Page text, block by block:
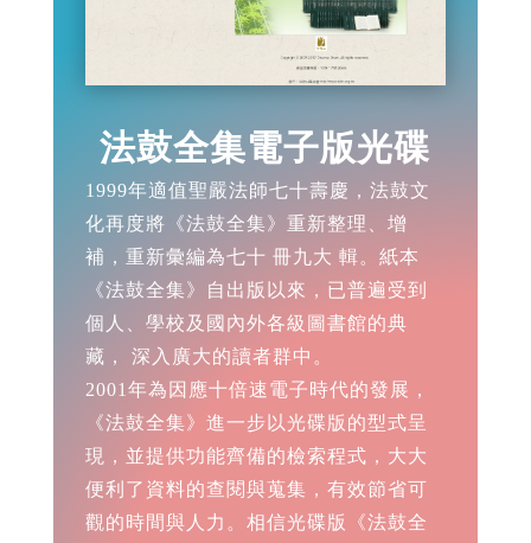
法鼓全集電子版光碟
1999年適值聖嚴法師七十壽慶，法鼓文
化再度將《法鼓全集》重新整理、增
補，重新彙編為七十 冊九大 輯。紙本
《法鼓全集》自出版以來，已普遍受到
個人、學校及國內外各級圖書館的典
藏， 深入廣大的讀者群中。
2001年為因應十倍速電子時代的發展，
《法鼓全集》進一步以光碟版的型式呈
現，並提供功能齊備的檢索程式，大大
便利了資料的查閱與蒐集，有效節省可
觀的時間與人力。相信光碟版《法鼓全